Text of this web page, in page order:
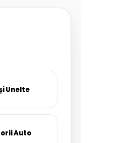
Unelte
Auto